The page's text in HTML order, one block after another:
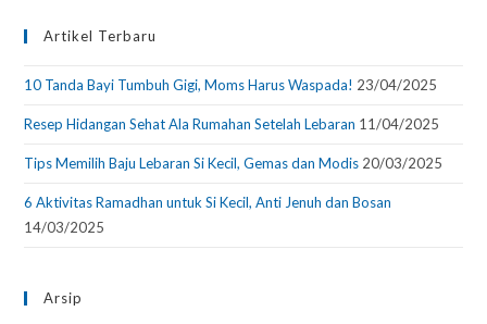
Artikel Terbaru
10 Tanda Bayi Tumbuh Gigi, Moms Harus Waspada! 23/04/2025
Resep Hidangan Sehat Ala Rumahan Setelah Lebaran 11/04/2025
Tips Memilih Baju Lebaran Si Kecil, Gemas dan Modis 20/03/2025
6 Aktivitas Ramadhan untuk Si Kecil, Anti Jenuh dan Bosan
14/03/2025
Arsip